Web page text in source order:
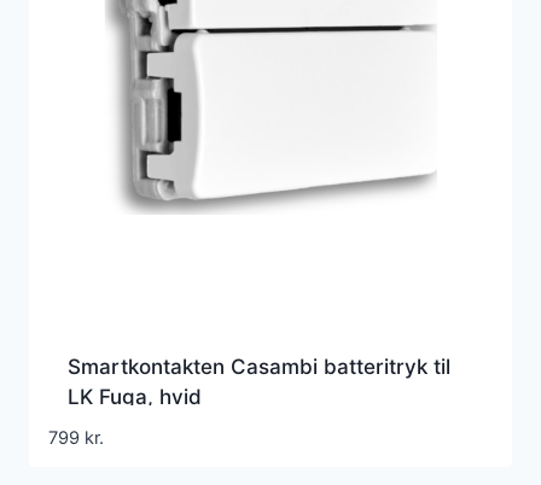
Smartkontakten Casambi batteritryk til
LK Fuga, hvid
799 kr.